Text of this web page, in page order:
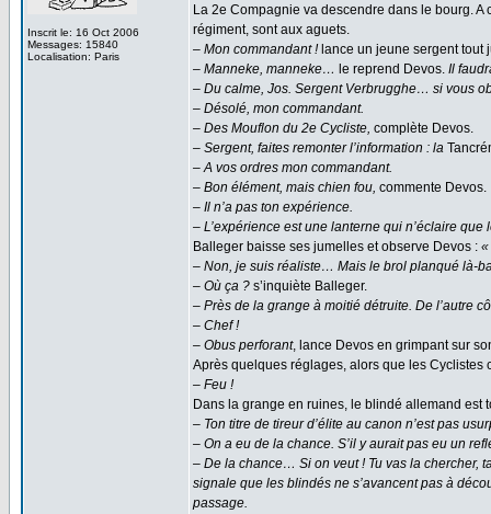
Inscrit le: 16 Oct 2006
Messages: 15840
Localisation: Paris
La 2e Compagnie va descendre dans le bourg.
régiment, sont aux aguets.
– Mon commandant !lance un jeune sergent tout
– Manneke, manneke… le reprend Devos. Il
– Du calme, Jos. Sergent Verbrugghe… si vous
– Désolé, mon commandant.
– Des Mouflon du 2e Cycliste, complète Devos.
– Sergent, faites remonter l’information : la
– A vos ordres mon commandant.
– Bon élément, mais chien fou, commente Devos.
– Il n’a pas ton expérience.
– L’expérience est une lanterne qui n’éclaire
Balleger baisse ses jumelles et observe Devos : «
– Non, je suis réaliste… Mais le brol planqué là-
– Où ça ? s’inquiète Balleger.
– Près de la grange à moitié détruite. De l’autre
– Chef !
– Obus perforant, lance Devos en grimpant sur
Après quelques réglages, alors que les
– Feu !
Dans la grange en ruines, le blindé allemand est
– Ton titre de tireur d’élite au canon n’est pas
– On a eu de la chance. S’il y aurait pas eu un
– De la chance… Si on veut ! Tu vas la chercher,
signale que les blindés ne s’avancent pas à
passage.